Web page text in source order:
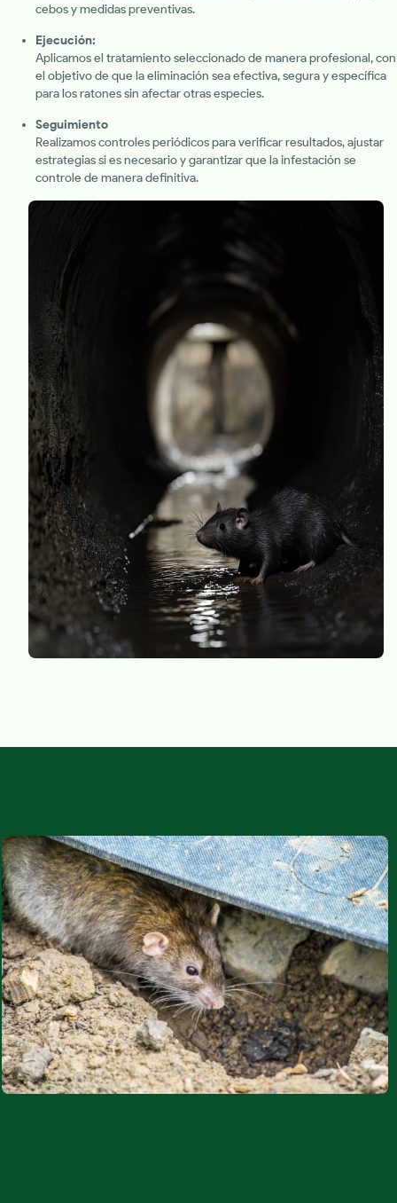
cebos y medidas preventivas.
Ejecución:
Aplicamos el tratamiento seleccionado de manera profesional, con
el objetivo de que la eliminación sea efectiva, segura y específica
para los ratones sin afectar otras especies.
Seguimiento
Realizamos controles periódicos para verificar resultados, ajustar
estrategias si es necesario y garantizar que la infestación se
controle de manera definitiva.